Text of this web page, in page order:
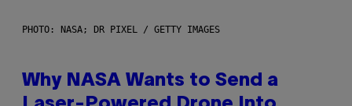
PHOTO: NASA; DR PIXEL / GETTY IMAGES
Why NASA Wants to Send a